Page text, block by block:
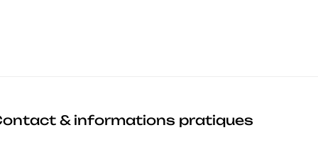
& informations pratiques